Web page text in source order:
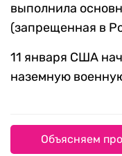
выполнила
(запрещенная в
11 января США
наземную
Объясняем